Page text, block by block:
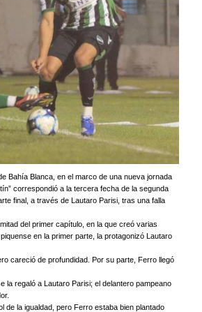
Bahía Blanca, en el marco de una nueva jornada
correspondió a la tercera fecha de la segunda
final, a través de Lautaro Parisi, tras una falla
del primer capítulo, en la que creó varias
en la primer parte, la protagonizó Lautaro
careció de profundidad. Por su parte, Ferro llegó
la regaló a Lautaro Parisi; el delantero pampeano
de la igualdad, pero Ferro estaba bien plantado